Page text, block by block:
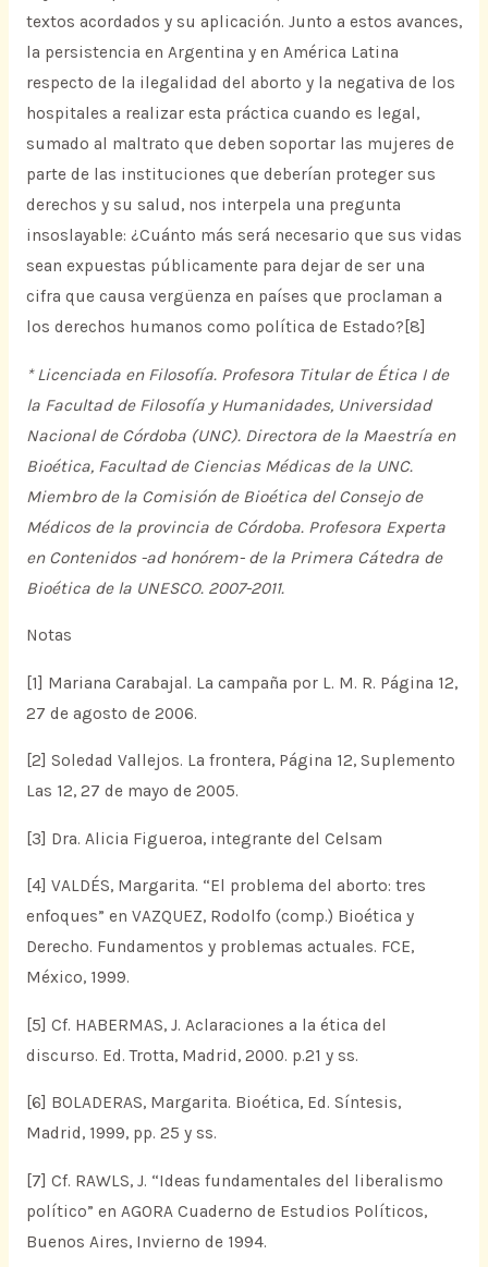
textos acordados y su aplicación. Junto a estos avances,
la persistencia en Argentina y en América Latina
respecto de la ilegalidad del aborto y la negativa de los
hospitales a realizar esta práctica cuando es legal,
sumado al maltrato que deben soportar las mujeres de
parte de las instituciones que deberían proteger sus
derechos y su salud, nos interpela una pregunta
insoslayable: ¿Cuánto más será necesario que sus vidas
sean expuestas públicamente para dejar de ser una
cifra que causa vergüenza en países que proclaman a
los derechos humanos como política de Estado?[8]
* Licenciada en Filosofía. Profesora Titular de Ética I de
la Facultad de Filosofía y Humanidades, Universidad
Nacional de Córdoba (UNC). Directora de la Maestría en
Bioética, Facultad de Ciencias Médicas de la UNC.
Miembro de la Comisión de Bioética del Consejo de
Médicos de la provincia de Córdoba. Profesora Experta
en Contenidos -ad honórem- de la Primera Cátedra de
Bioética de la UNESCO. 2007-2011.
Notas
[1] Mariana Carabajal. La campaña por L. M. R. Página 12,
27 de agosto de 2006.
[2] Soledad Vallejos. La frontera, Página 12, Suplemento
Las 12, 27 de mayo de 2005.
[3] Dra. Alicia Figueroa, integrante del Celsam
[4] VALDÉS, Margarita. “El problema del aborto: tres
enfoques” en VAZQUEZ, Rodolfo (comp.) Bioética y
Derecho. Fundamentos y problemas actuales. FCE,
México, 1999.
[5] Cf. HABERMAS, J. Aclaraciones a la ética del
discurso. Ed. Trotta, Madrid, 2000. p.21 y ss.
[6] BOLADERAS, Margarita. Bioética, Ed. Síntesis,
Madrid, 1999, pp. 25 y ss.
[7] Cf. RAWLS, J. “Ideas fundamentales del liberalismo
político” en AGORA Cuaderno de Estudios Políticos,
Buenos Aires, Invierno de 1994.